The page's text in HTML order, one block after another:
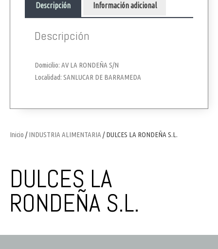
Inicio /INDUSTRIA ALIMENTARIA / DULCES LA RONDEÑA S.L.
DULCES LA
RONDEÑA S.L.
Descripción Información adicional
Descripción
Domicilio: AV LA RONDEÑA S/N
Localidad: SANLUCAR DE BARRAMEDA